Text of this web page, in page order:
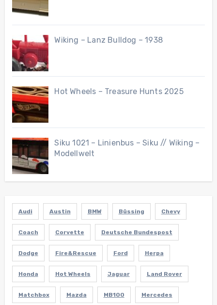
Wiking – Lanz Bulldog – 1938
Hot Wheels – Treasure Hunts 2025
Siku 1021 – Linienbus – Siku // Wiking –
Modellwelt
Audi Austin BMW Büssing Chevy
Coach Corvette Deutsche Bundespost
Dodge Fire&Rescue Ford Herpa
Honda Hot Wheels Jaguar Land Rover
Matchbox Mazda MB100 Mercedes